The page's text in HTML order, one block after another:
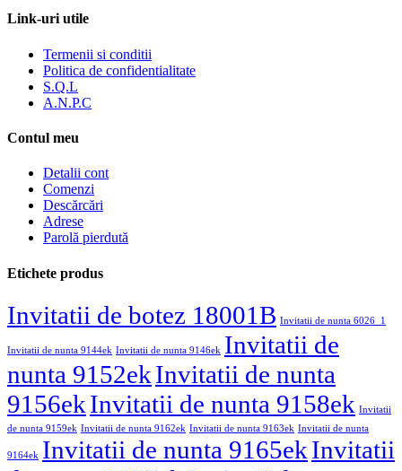
Link-uri utile
Termenii si conditii
Politica de confidentialitate
S.Q.L
A.N.P.C
Contul meu
Detalii cont
Comenzi
Descărcări
Adrese
Parolă pierdută
Etichete produs
Invitatii de botez 18001B Invitatii de nunta 6026_1
Invitatii de nunta 9144ek Invitatii de nunta 9146ek Invitatii de
nunta 9152ekInvitatii de nunta
9156ekInvitatii de nunta 9158ek Invitatii
de nunta 9159ek Invitatii de nunta 9162ek Invitatii de nunta 9163ek Invitatii de nunta
9164ek Invitatii de nunta 9165ekInvitatii